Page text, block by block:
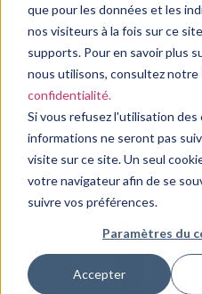
que pour les données et les
nos visiteurs à la fois sur ce
supports. Pour en savoir plus
nous utilisons, consultez notre
confidentialité.
Si vous refusez l'utilisation des
informations ne seront pas
visite sur ce site. Un seul
votre navigateur afin de se
suivre vos préférences.
Paramètres du
Accepter
L’ASMR comment
27
Tapotements,
Les adeptes de l’ASMR
nombreux. Et pour
les plus réceptifs,
et favorise même